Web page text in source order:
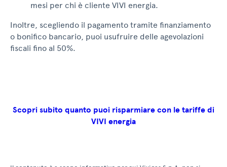
mesi per chi è cliente VIVI energia.
Inoltre, scegliendo il pagamento tramite finanziamento
o bonifico bancario, puoi usufruire delle agevolazioni
fiscali fino al 50%.
Scopri subito quanto puoi risparmiare con le tariffe di
VIVI energia